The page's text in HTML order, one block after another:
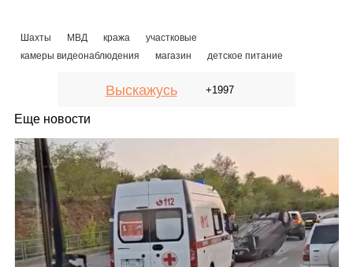
Шахты МВД кража
участковые
камеры видеонаблюдения
магазин детское питание
Выскажусь +1997
Еще новости